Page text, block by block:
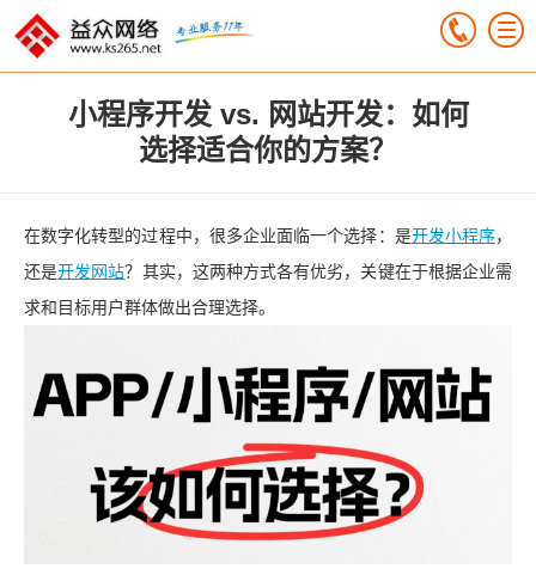
小程序开发 vs. 网站开发：如何
选择适合你的方案？
在数字化转型的过程中，很多企业面临一个选择：是开发小程序，
还是开发网站？其实，这两种方式各有优劣，关键在于根据企业需
求和目标用户群体做出合理选择。